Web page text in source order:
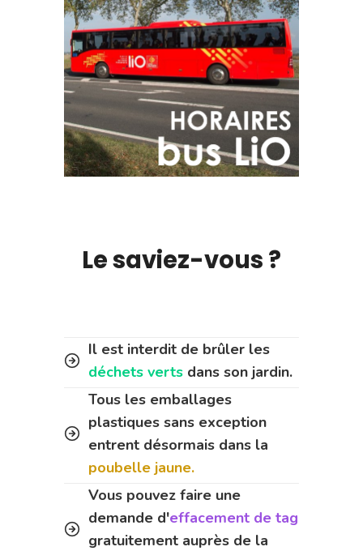
Le saviez-vous ?
Il est interdit de brûler les
déchets verts dans son jardin.
Tous les emballages
plastiques sans exception
entrent désormais dans la
poubelle jaune.
Vous pouvez faire une
demande d'effacement de tag
gratuitement auprès de la